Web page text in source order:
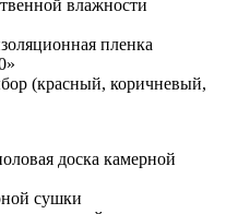
влажности
пленка
(красный, коричневый,
доска камерной
сушки